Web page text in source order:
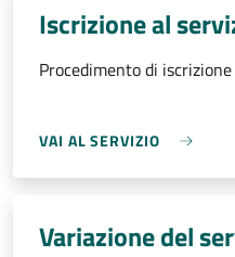
Iscrizione al
Procedimento di
VAI AL SERVIZIO
Variazione del